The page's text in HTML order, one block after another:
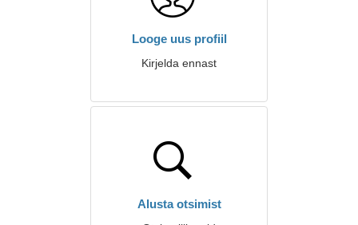
Looge uus profiil
Kirjelda ennast
Alusta otsimist